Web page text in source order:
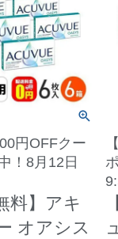
円OFFクー
！8月12日
料】アキ
オアシス